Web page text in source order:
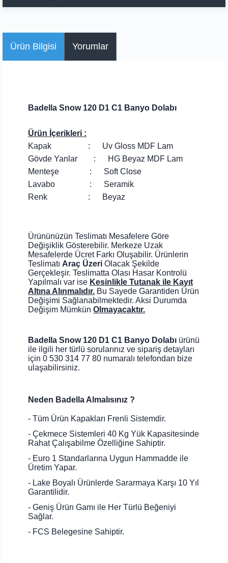
Ürün Bilgisi Yorumlar
Badella Snow 120 D1 C1 Banyo Dolabı
Ürün İçerikleri :
Kapak : Uv Gloss MDF Lam
Gövde Yanlar : HG Beyaz MDF Lam
Menteşe : Soft Close
Lavabo : Seramik
Renk : Beyaz
Ürününüzün Teslimatı Mesafelere Göre
Değişiklik Gösterebilir. Merkeze Uzak
Mesafelerde Ücret Farkı Oluşabilir. Ürünlerin
Teslimatı Araç Üzeri Olacak Şekilde
Gerçekleşir. Teslimatta Olası Hasar Kontrolü
Yapılmalı var ise Kesinlikle Tutanak ile Kayıt
Altına Alınmalıdır. Bu Sayede Garantiden Ürün
Değişimi Sağlanabilmektedir. Aksi Durumda
Değişim Mümkün Olmayacaktır.
Badella Snow 120 D1 C1 Banyo Dolabı ürünü
ile ilgili her türlü sorularınız ve sipariş detayları
için 0 530 314 77 80 numaralı telefondan bize
ulaşabilirsiniz.
Neden Badella Almalısınız ?
- Tüm Ürün Kapakları Frenli Sistemdir.
- Çekmece Sistemleri 40 Kg Yük Kapasitesinde
Rahat Çalışabilme Özelliğine Sahiptir.
- Euro 1 Standarlarına Uygun Hammadde ile
Üretim Yapar.
- Lake Boyalı Ürünlerde Sararmaya Karşı 10 Yıl
Garantilidir.
- Geniş Ürün Gamı ile Her Türlü Beğeniyi
Sağlar.
- FCS Belegesine Sahiptir.